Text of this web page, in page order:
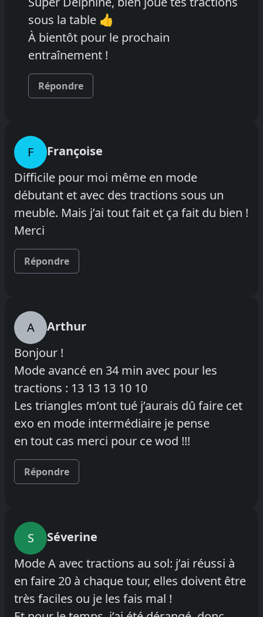
sous la table 👍
À bientôt pour le prochain
entraînement !
Répondre
F
Françoise
Difficile pour moi même en mode
débutant et avec des tractions sous un
meuble. Mais j’ai tout fait et ça fait du bien !
Merci
Répondre
A
Arthur
Bonjour !
Mode avancé en 34 min avec pour les
tractions : 13 13 13 10 10
Les triangles m’ont tué j’aurais dû faire cet
exo en mode intermédiaire je pense
en tout cas merci pour ce wod !!!
Répondre
S
Séverine
Mode A avec tractions au sol: j’ai réussi à
en faire 20 à chaque tour, elles doivent être
très faciles ou je les fais mal !